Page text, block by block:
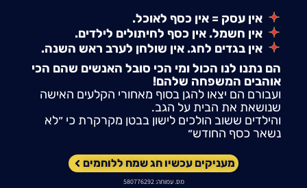
אין עסק = אין כסף לאוכל.
אין חשמל. אין כסף לחיתולים לילדים.
אין בגדים לחג. אין שולחן לערב ראש השנה.
הם נתנו לנו הכול ומי הכי סובל האנשים שהם הכי
אוהבים המשפחה שלהם!
ועבורם הם יצאו להגן בסוף מאחורי הקלעים האישה
שנושאת את הבית על הגב.
והילדים ששוב הולכים לישון בבטן מקרקרת כי ״לא
נשאר כסף החודש״
מעניקים עכשיו חג שמח ללוחמים
מס. עמותה: 580776292